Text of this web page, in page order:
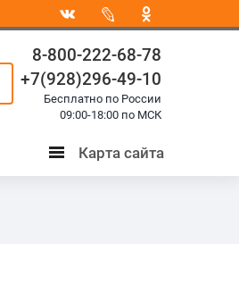
8-800-222-68-78
+7(928)296-49-10
Бесплатно по России
09:00-18:00 по МСК
Карта
сайта
Карта сайта